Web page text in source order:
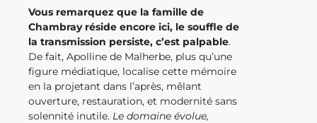
Vous remarquez que la famille de
Chambray réside encore ici, le souffle de
la transmission persiste, c’est palpable.
De fait, Apolline de Malherbe, plus qu’une
figure médiatique, localise cette mémoire
en la projetant dans l’après, mêlant
ouverture, restauration, et modernité sans
solennité inutile. Le domaine évolue,